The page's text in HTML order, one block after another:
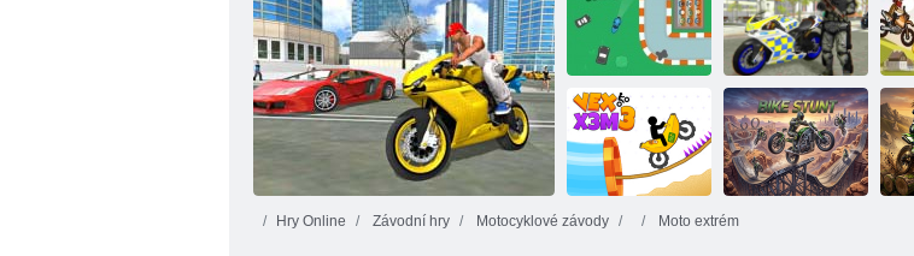
Bláznivý motokros
Jezdec
Extrémní
cyklisté
Útěk z
motocyklu
Simulátor
motocyklu
městské policie
Hry Online Závodní hry Motocyklové závody Moto extrém